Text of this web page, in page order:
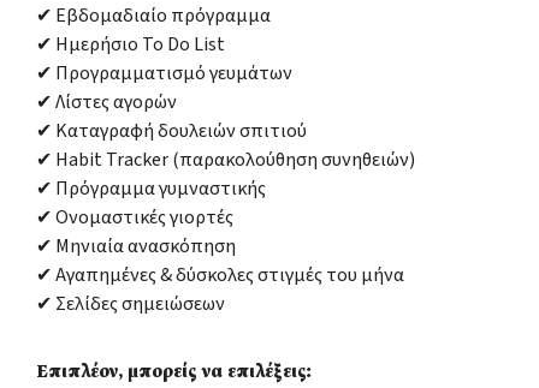
✔ Εβδομαδιαίο πρόγραμμα
✔ Ημερήσιο To Do List
✔ Προγραμματισμό γευμάτων
✔ Λίστες αγορών
✔ Καταγραφή δουλειών σπιτιού
✔ Habit Tracker (παρακολούθηση συνηθειών)
✔ Πρόγραμμα γυμναστικής
✔ Ονομαστικές γιορτές
✔ Μηνιαία ανασκόπηση
✔ Αγαπημένες & δύσκολες στιγμές του μήνα
✔ Σελίδες σημειώσεων
Επιπλέον, μπορείς να επιλέξεις: